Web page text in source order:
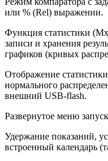
или % (Rel) выражении.
Функция статистики
записи и хранения
графиков (кривых
Отображение
нормального
внешний USB-flash.
Развернутое меню
Удержание показаний,
встроенный календарь